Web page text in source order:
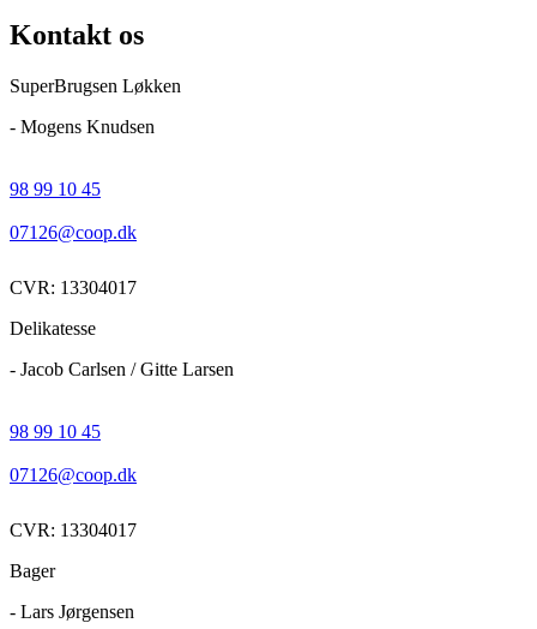
Kontakt os
SuperBrugsen Løkken
- Mogens Knudsen
98 99 10 45
07126@coop.dk
CVR: 13304017
Delikatesse
- Jacob Carlsen / Gitte Larsen
98 99 10 45
07126@coop.dk
CVR: 13304017
Bager
- Lars Jørgensen